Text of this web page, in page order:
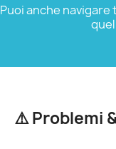
Puoi anche
⚠️ Problemi